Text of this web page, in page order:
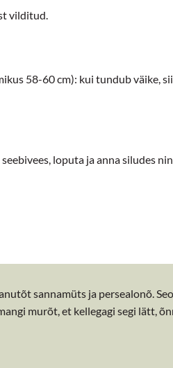
vilditud.
58-60 cm): kui tundub väike,
loputa ja anna siludes
sannamüts ja persealonõ.
murõt, et kellegagi segi lätt,